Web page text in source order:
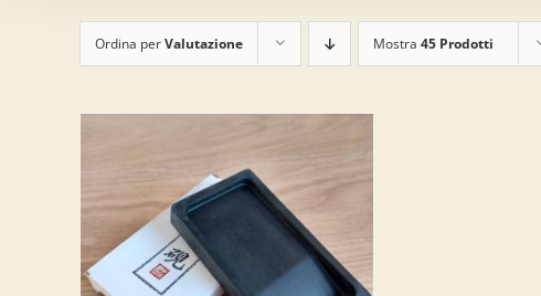
Ordina perValutazione Mostra 45 Prodotti